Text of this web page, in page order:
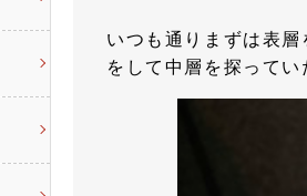
いつも通りまずは表
をして中層を探って